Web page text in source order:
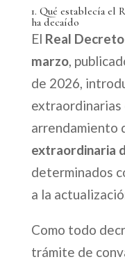
1. Qué establecía el
ha decaído
El Real
marzo,
de 2026,
extraordinarias
arrendamiento
extraordinaria
determinados
a la
Como todo
trámite de